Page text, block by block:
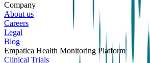
Company
About us
Careers
Legal
Blog
Empatica Health Monitoring Platform
Clinical Trials